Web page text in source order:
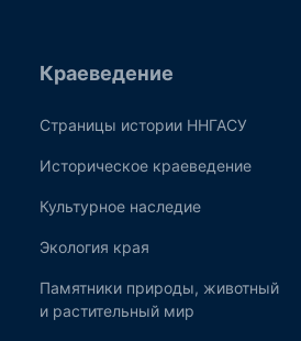
Краеведение
Страницы истории ННГАСУ
Историческое краеведение
Культурное наследие
Экология края
Памятники природы, животный
и растительный мир